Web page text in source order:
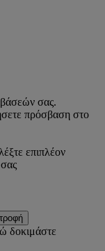
σας.
πρόσβαση στο
επιπλέον
δοκιμάστε